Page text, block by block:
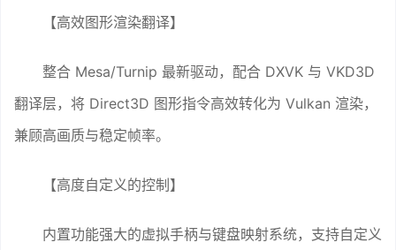
【高效图形渲染翻译】
整合 Mesa/Turnip 最新驱动，配合 DXVK 与 VKD3D
翻译层，将 Direct3D 图形指令高效转化为 Vulkan 渲染，
兼顾高画质与稳定帧率。
【高度自定义的控制】
内置功能强大的虚拟手柄与键盘映射系统，支持自定义